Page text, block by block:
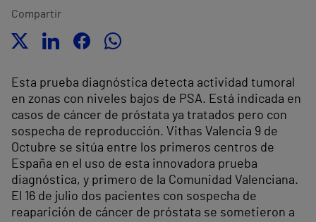
Compartir
Esta prueba diagnóstica detecta actividad tumoral
en zonas con niveles bajos de PSA. Está indicada en
casos de cáncer de próstata ya tratados pero con
sospecha de reproducción. Vithas Valencia 9 de
Octubre se sitúa entre los primeros centros de
España en el uso de esta innovadora prueba
diagnóstica, y primero de la Comunidad Valenciana.
El 16 de julio dos pacientes con sospecha de
reaparición de cáncer de próstata se sometieron a